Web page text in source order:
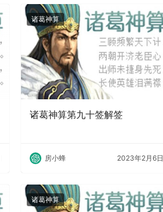
诸葛神算
诸葛神算第九十签解签
房小蜂 2023年2月6日
诸葛神算